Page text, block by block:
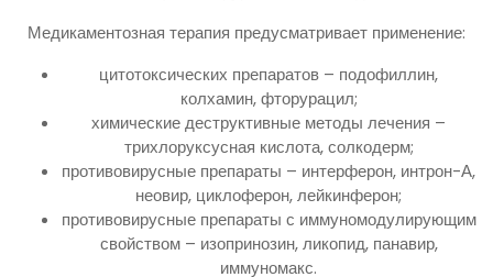
Медикаментозная терапия предусматривает применение:
цитотоксических препаратов – подофиллин,
колхамин, фторурацил;
химические деструктивные методы лечения –
трихлоруксусная кислота, солкодерм;
противовирусные препараты – интерферон, интрон-А,
неовир, циклоферон, лейкинферон;
противовирусные препараты с иммуномодулирующим
свойством – изопринозин, ликопид, панавир,
иммуномакс.